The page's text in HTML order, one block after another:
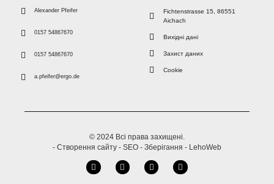
Alexander Pfeifer
0157 54867670
0157 54867670
a.pfeifer@ergo.de
Fichtenstrasse 15, 86551
Aichach
Вихідні дані
Захист даних
Cookie
© 2024 Всі права захищені.
- Створення сайту - SEO - Зберігання - LehoWeb